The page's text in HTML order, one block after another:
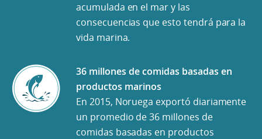
acumulada en el mar y las
consecuencias que esto tendrá para la
vida marina.
36 millones de comidas basadas en
productos marinos
En 2015, Noruega exportó diariamente
un promedio de 36 millones de
comidas basadas en productos